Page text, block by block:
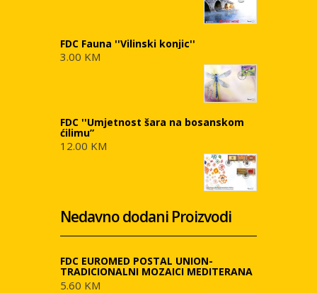
FDC Fauna ''Vilinski konjic''
3.00 KM
FDC ''Umjetnost šara na bosanskom
ćilimu”
12.00 KM
Nedavno dodani Proizvodi
FDC EUROMED POSTAL UNION-
TRADICIONALNI MOZAICI MEDITERANA
5.60 KM